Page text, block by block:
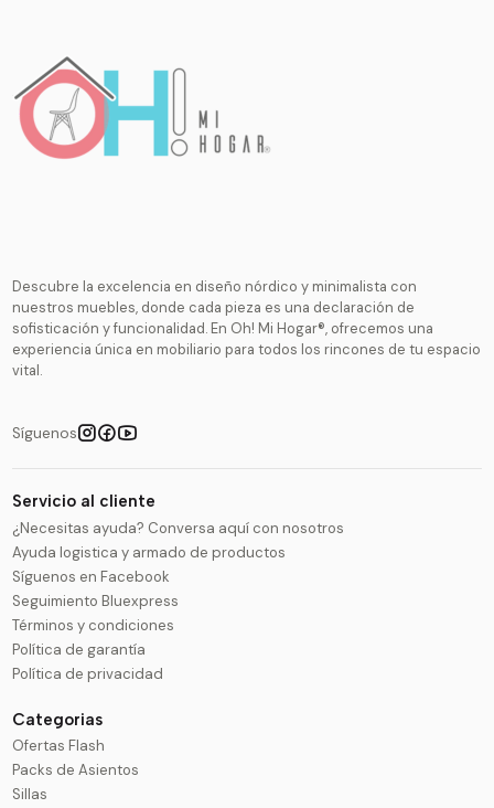
Descubre la excelencia en diseño nórdico y minimalista con
nuestros muebles, donde cada pieza es una declaración de
sofisticación y funcionalidad. En Oh! Mi Hogar®, ofrecemos una
experiencia única en mobiliario para todos los rincones de tu espacio
vital.
Síguenos
Servicio al cliente
¿Necesitas ayuda? Conversa aquí con nosotros
Ayuda logistica y armado de productos
Síguenos en Facebook
Seguimiento Bluexpress
Términos y condiciones
Política de garantía
Política de privacidad
Categorias
Ofertas Flash
Packs de Asientos
Sillas